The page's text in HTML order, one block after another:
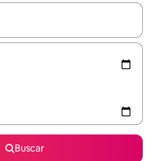
disponibles, podrás navegar
Buscar